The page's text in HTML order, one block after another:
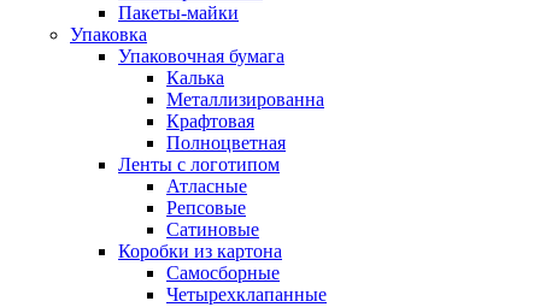
Пакеты-майки
Упаковка
Упаковочная бумага
Калька
Металлизированна
Крафтовая
Полноцветная
Ленты с логотипом
Атласные
Репсовые
Сатиновые
Коробки из картона
Самосборные
Четырехклапанные